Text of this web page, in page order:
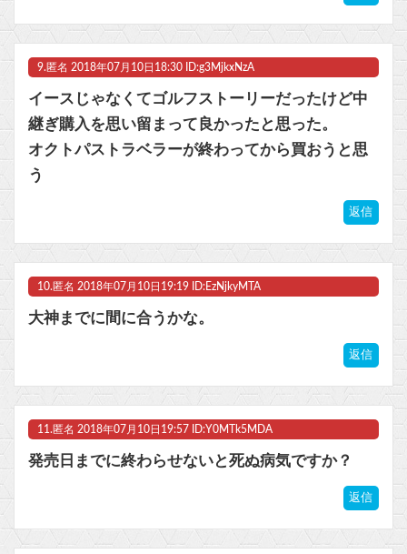
9. 匿名 2018年07月10日18:30 ID:g3MjkxNzA
イースじゃなくてゴルフストーリーだったけど中
継ぎ購入を思い留まって良かったと思った。
オクトパストラベラーが終わってから買おうと思
う
返信
10. 匿名 2018年07月10日19:19 ID:EzNjkyMTA
大神までに間に合うかな。
返信
11. 匿名 2018年07月10日19:57 ID:Y0MTk5MDA
発売日までに終わらせないと死ぬ病気ですか？
返信